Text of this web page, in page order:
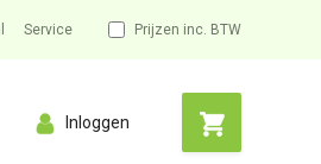
Service Prijzen inc. BTW
Inloggen